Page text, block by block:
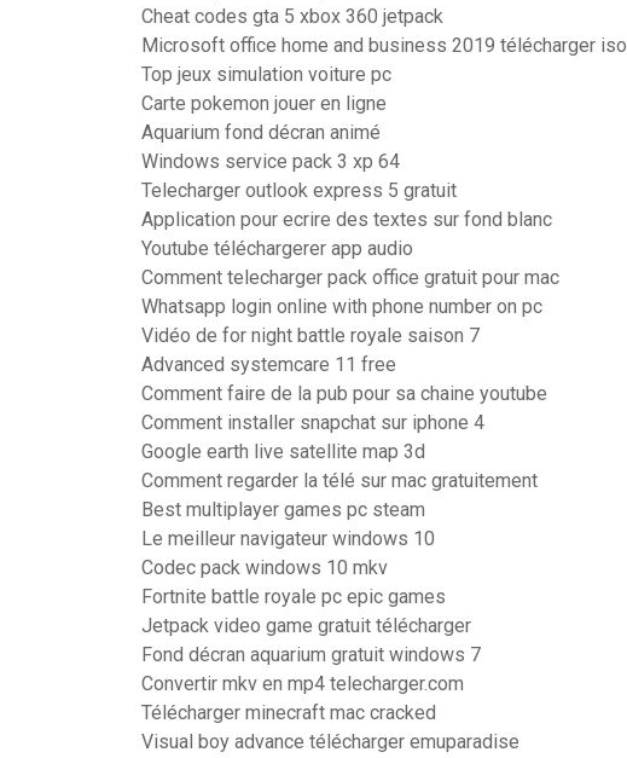
Cheat codes gta 5 xbox 360 jetpack
Microsoft office home and business 2019 télécharger iso
Top jeux simulation voiture pc
Carte pokemon jouer en ligne
Aquarium fond décran animé
Windows service pack 3 xp 64
Telecharger outlook express 5 gratuit
Application pour ecrire des textes sur fond blanc
Youtube téléchargerer app audio
Comment telecharger pack office gratuit pour mac
Whatsapp login online with phone number on pc
Vidéo de for night battle royale saison 7
Advanced systemcare 11 free
Comment faire de la pub pour sa chaine youtube
Comment installer snapchat sur iphone 4
Google earth live satellite map 3d
Comment regarder la télé sur mac gratuitement
Best multiplayer games pc steam
Le meilleur navigateur windows 10
Codec pack windows 10 mkv
Fortnite battle royale pc epic games
Jetpack video game gratuit télécharger
Fond décran aquarium gratuit windows 7
Convertir mkv en mp4 telecharger.com
Télécharger minecraft mac cracked
Visual boy advance télécharger emuparadise